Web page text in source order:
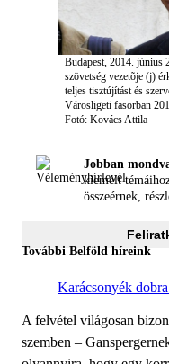
Budapest, 2014. június
szövetség vezetõje (j)
teljes tisztújítást és
Városligeti fasorban
Fotó: Kovács Attila
Jobban
kiemelt
összeérnek,
További Belföld híreink
Karácsonyék
A felvétel világosan
szemben –